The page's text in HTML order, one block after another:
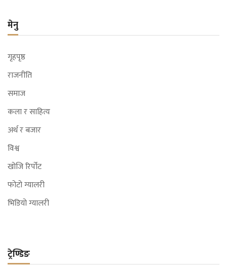
मेनु
गृहपृष्ठ
राजनीति
समाज
कला र साहित्य
अर्थ र बजार
विश्व
खोजि रिर्पोट
फोटो ग्यालरी
भिडियो ग्यालरी
ट्रेण्डिङ